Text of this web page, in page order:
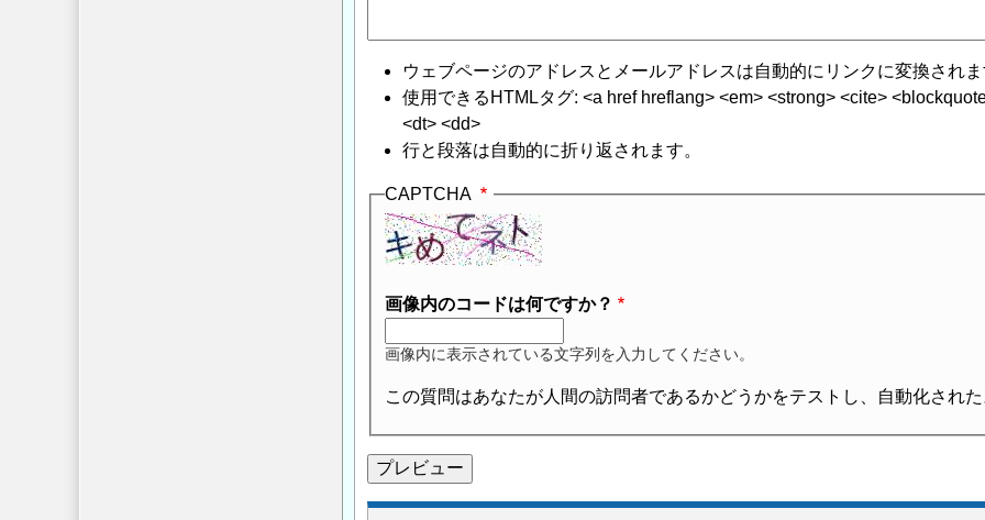
ウェブページのアドレスとメールアドレスは自動的にリンクに変換されま
使用できるHTMLタグ: <a href hreflang> <em> <strong> <cite>
<dt> <dd>
行と段落は自動的に折り返されます。
CAPTCHA
画像内のコードは何ですか？
画像内に表示されている文字列を入力してください。
この質問はあなたが人間の訪問者であるかどうかをテストし、自動化され